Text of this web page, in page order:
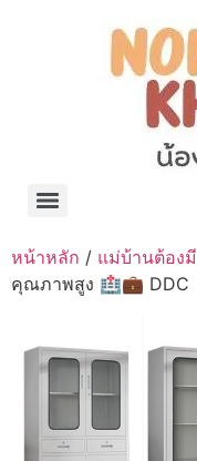
หน้าหลัก / แม่บ้านต้องมี
คุณภาพสูง 🏥💼 DDC